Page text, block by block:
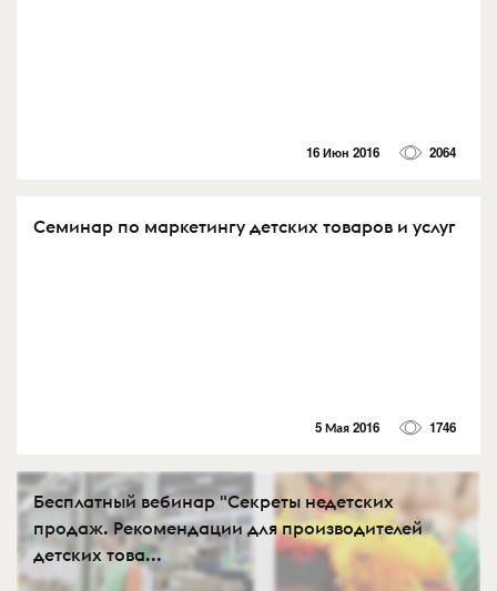
16 Июн 2016 2064
Семинар по маркетингу детских товаров и услуг
5 Мая 2016 1746
Бесплатный вебинар "Секреты недетских
продаж. Рекомендации для производителей
детских това...